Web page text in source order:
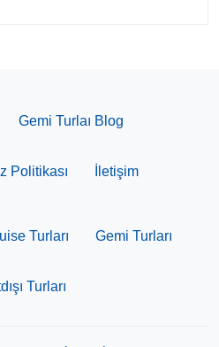
Gemi Turlaı Blog
Politikası İletişim
Turları Gemi Turları
Turları